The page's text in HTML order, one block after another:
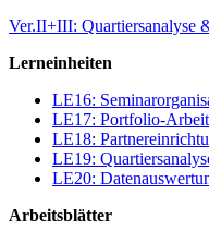
Ver.II+III: Quartiersanalyse
Lerneinheiten
LE16:
LE17: Portfolio-Arbeit
LE18:
LE19:
LE20:
Arbeitsblätter